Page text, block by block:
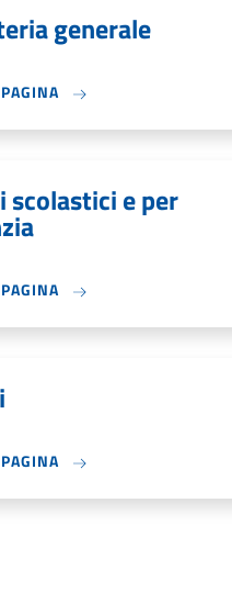
generale
scolastici e per